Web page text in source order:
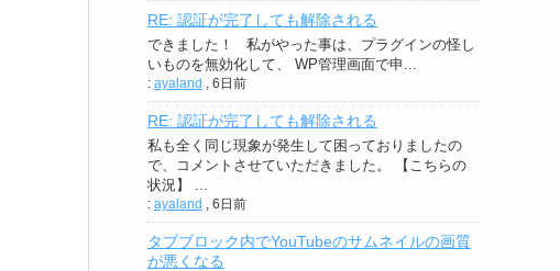
RE: 認証が完了しても解除される
できました！ 私がやった事は、プラグインの怪し
いものを無効化して、 WP管理画面で申...
: ayaland 6日前
RE: 認証が完了しても解除される
私も全く同じ現象が発生して困っておりましたの
で、コメントさせていただきました。 【こちらの
状況】 ...
: ayaland 6日前
タブブロック内でYouTubeのサムネイルの画質
が悪くなる